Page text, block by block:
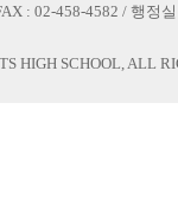
: 02-458-4582 / 행정
HIGH SCHOOL, ALL